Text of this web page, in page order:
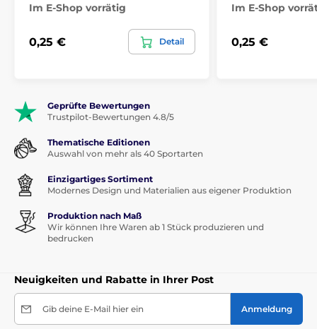
Im E-Shop vorrätig
0,25 € Detail
Im E-Shop
0,25 €
Geprüfte Bewertungen
Trustpilot-Bewertungen 4.8/5
Thematische Editionen
Auswahl von mehr als 40 Sportarten
Einzigartiges Sortiment
Modernes Design und Materialien aus eigener Produktion
Produktion nach Maß
Wir können Ihre Waren ab 1 Stück produzieren und
bedrucken
Neuigkeiten und Rabatte in Ihrer Post
Gib deine E-Mail hier ein Anmeldung